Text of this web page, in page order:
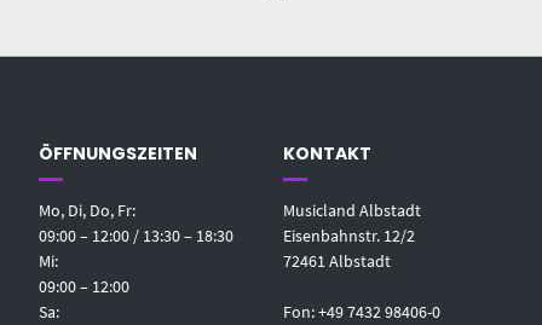
ÖFFNUNGSZEITEN
Mo, Di, Do, Fr:
09:00 – 12:00 / 13:30 – 18:30
Mi:
09:00 – 12:00
Sa:
KONTAKT
Musicland Albstadt
Eisenbahnstr. 12/2
72461 Albstadt
Fon: +49 7432 98406-0